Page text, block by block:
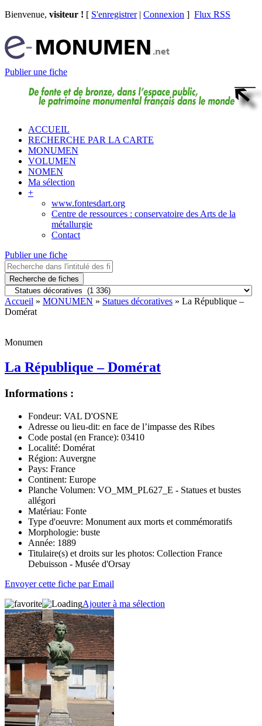
Bienvenue, visiteur ! [ S'enregistrer| Connexion ] Flux RSS
Publier une fiche
ACCUEIL
RECHERCHE PAR LA CARTE
MONUMEN
VOLUMEN
NOMEN
Ma sélection
+
www.fontesdart.org
Centre de ressources : conservatoire des Arts de la
métallurgie
Contact
Publier une fiche
Recherche de fiches
Accueil » MONUMEN » Statues décoratives » La République –
Domérat
Monumen
La République – Domérat
Informations :
Fondeur: VAL D'OSNE
Adresse ou lieu-dit: en face de l’impasse des Ribes
Code postal (en France): 03410
Localité: Domérat
Région: Auvergne
Pays: France
Continent: Europe
Planche Volumen: VO_MM_PL627_E - Statues et bustes
allégori
Matériau: Fonte
Type d'oeuvre: Monument aux morts et commémoratifs
Morphologie: buste
Année: 1889
Titulaire(s) et droits sur les photos: Collection France
Debuisson - Musée d'Orsay
Envoyer cette fiche par Email
Ajouter à ma sélection